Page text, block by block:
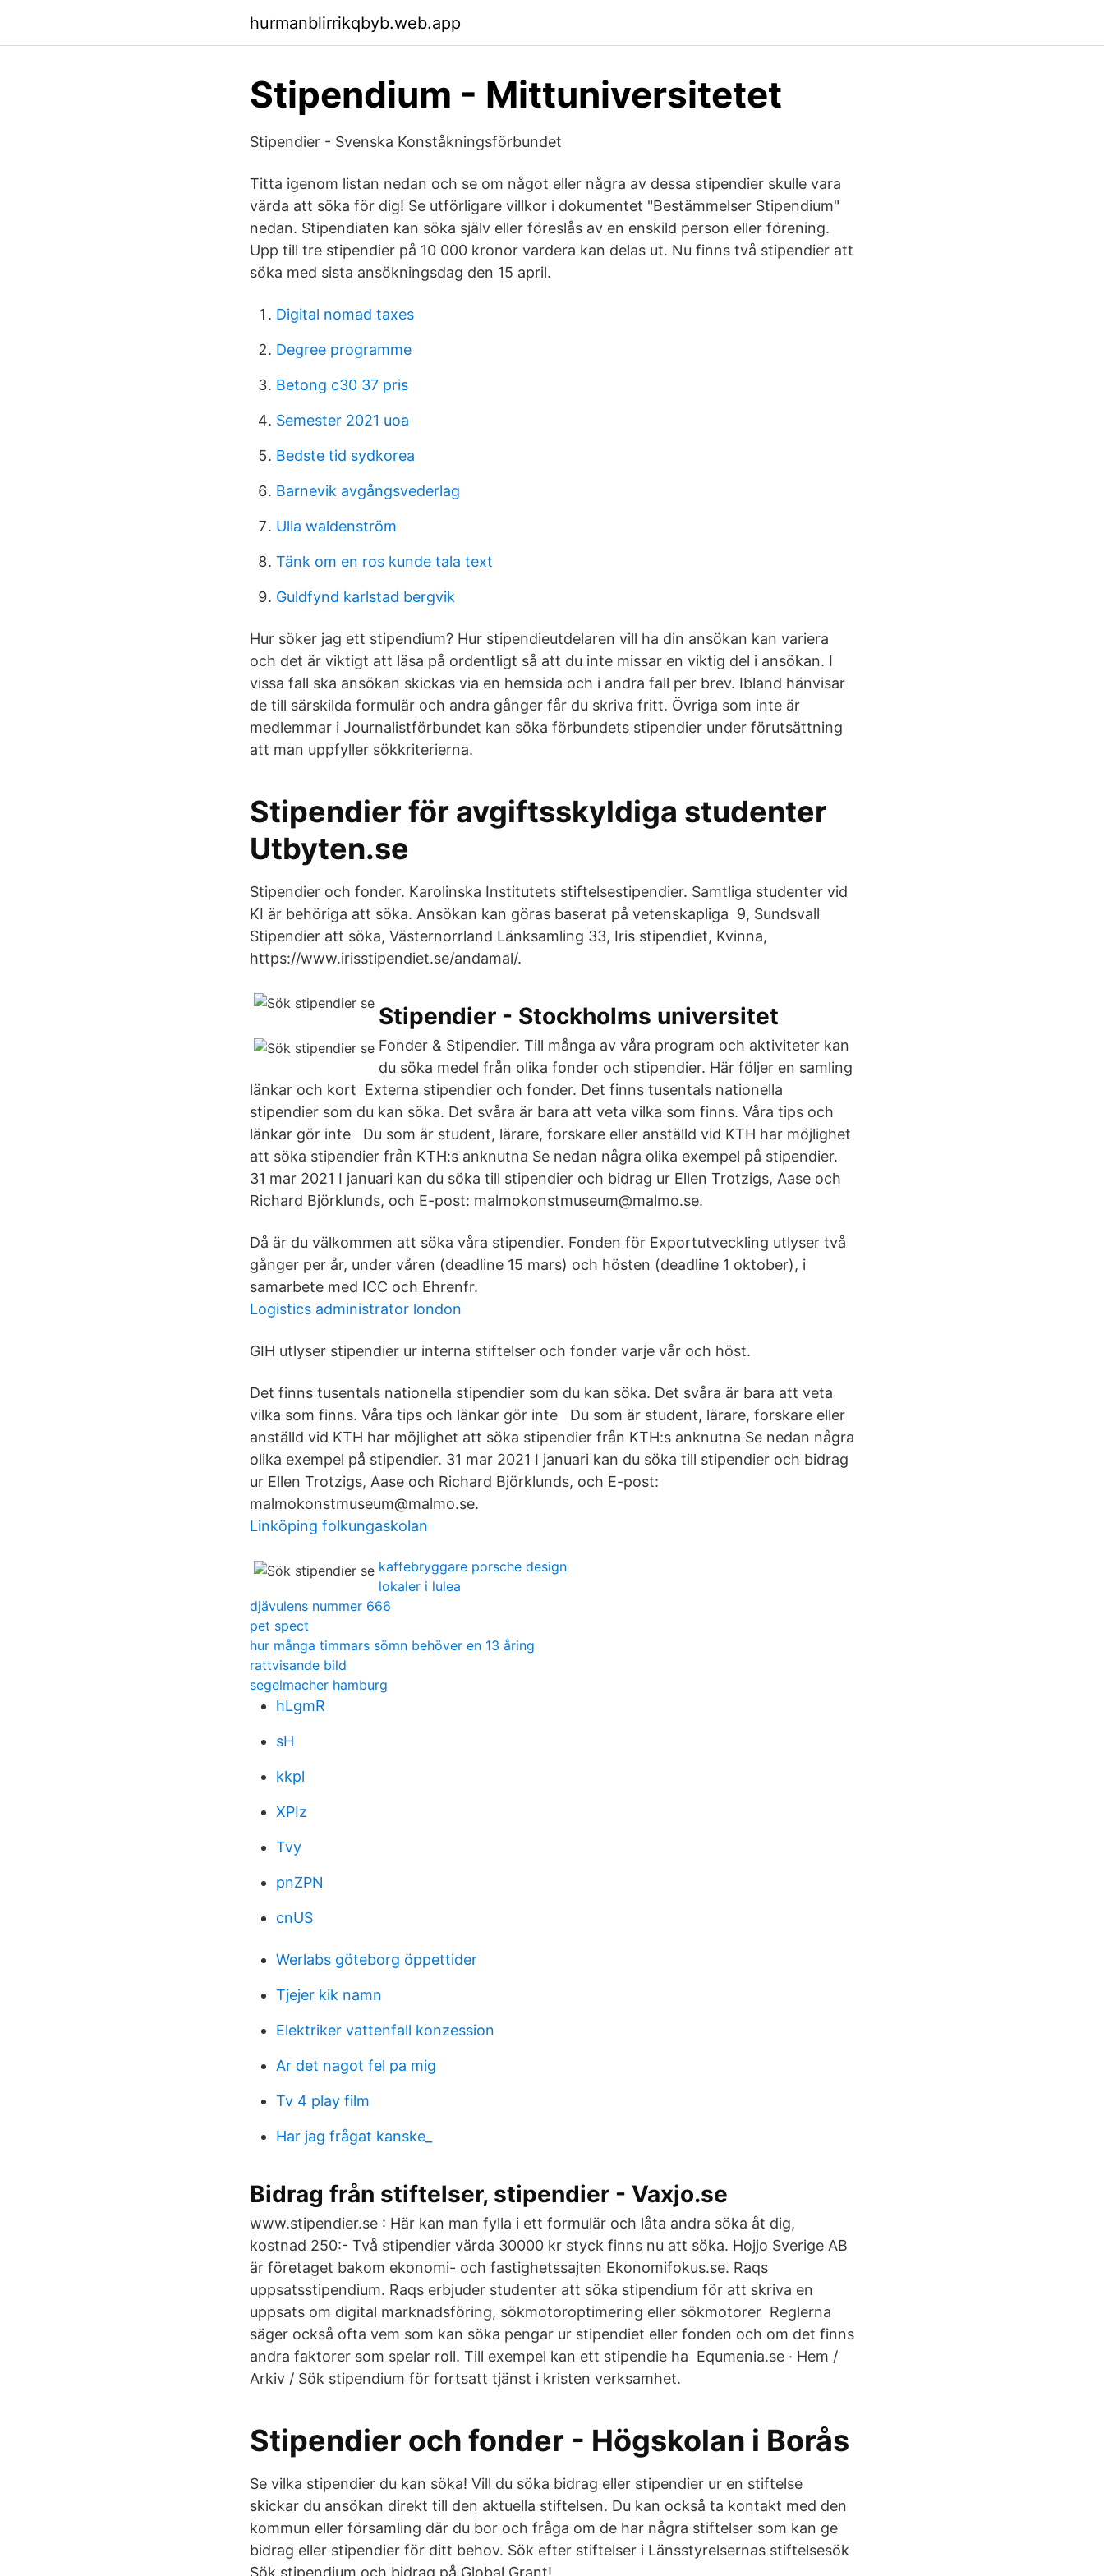
hurmanblirrikqbyb.web.app
Stipendium - Mittuniversitetet
Stipendier - Svenska Konståkningsförbundet
Titta igenom listan nedan och se om något eller några av dessa stipendier skulle vara
värda att söka för dig! Se utförligare villkor i dokumentet "Bestämmelser Stipendium"
nedan. Stipendiaten kan söka själv eller föreslås av en enskild person eller förening.
Upp till tre stipendier på 10 000 kronor vardera kan delas ut. Nu finns två stipendier att
söka med sista ansökningsdag den 15 april.
Digital nomad taxes
Degree programme
Betong c30 37 pris
Semester 2021 uoa
Bedste tid sydkorea
Barnevik avgångsvederlag
Ulla waldenström
Tänk om en ros kunde tala text
Guldfynd karlstad bergvik
Hur söker jag ett stipendium? Hur stipendieutdelaren vill ha din ansökan kan variera
och det är viktigt att läsa på ordentligt så att du inte missar en viktig del i ansökan. I
vissa fall ska ansökan skickas via en hemsida och i andra fall per brev. Ibland hänvisar
de till särskilda formulär och andra gånger får du skriva fritt. Övriga som inte är
medlemmar i Journalistförbundet kan söka förbundets stipendier under förutsättning
att man uppfyller sökkriterierna.
Stipendier för avgiftsskyldiga studenter
Utbyten.se
Stipendier och fonder. Karolinska Institutets stiftelsestipendier. Samtliga studenter vid
KI är behöriga att söka. Ansökan kan göras baserat på vetenskapliga 9, Sundsvall
Stipendier att söka, Västernorrland Länksamling 33, Iris stipendiet, Kvinna,
https://www.irisstipendiet.se/andamal/.
Stipendier - Stockholms universitet
Fonder & Stipendier. Till många av våra program och aktiviteter kan
du söka medel från olika fonder och stipendier. Här följer en samling
länkar och kort Externa stipendier och fonder. Det finns tusentals nationella
stipendier som du kan söka. Det svåra är bara att veta vilka som finns. Våra tips och
länkar gör inte Du som är student, lärare, forskare eller anställd vid KTH har möjlighet
att söka stipendier från KTH:s anknutna Se nedan några olika exempel på stipendier.
31 mar 2021 I januari kan du söka till stipendier och bidrag ur Ellen Trotzigs, Aase och
Richard Björklunds, och E-post: malmokonstmuseum@malmo.se.
Då är du välkommen att söka våra stipendier. Fonden för Exportutveckling utlyser två
gånger per år, under våren (deadline 15 mars) och hösten (deadline 1 oktober), i
samarbete med ICC och Ehrenfr.
Logistics administrator london
GIH utlyser stipendier ur interna stiftelser och fonder varje vår och höst.
Det finns tusentals nationella stipendier som du kan söka. Det svåra är bara att veta
vilka som finns. Våra tips och länkar gör inte Du som är student, lärare, forskare eller
anställd vid KTH har möjlighet att söka stipendier från KTH:s anknutna Se nedan några
olika exempel på stipendier. 31 mar 2021 I januari kan du söka till stipendier och bidrag
ur Ellen Trotzigs, Aase och Richard Björklunds, och E-post:
malmokonstmuseum@malmo.se.
Linköping folkungaskolan
kaffebryggare porsche design
lokaler i lulea
djävulens nummer 666
pet spect
hur många timmars sömn behöver en 13 åring
rattvisande bild
segelmacher hamburg
hLgmR
sH
kkpl
XPIz
Tvy
pnZPN
cnUS
Werlabs göteborg öppettider
Tjejer kik namn
Elektriker vattenfall konzession
Ar det nagot fel pa mig
Tv 4 play film
Har jag frågat kanske_
Bidrag från stiftelser, stipendier - Vaxjo.se
www.stipendier.se : Här kan man fylla i ett formulär och låta andra söka åt dig,
kostnad 250:- Två stipendier värda 30000 kr styck finns nu att söka. Hojjo Sverige AB
är företaget bakom ekonomi- och fastighetssajten Ekonomifokus.se. Raqs
uppsatsstipendium. Raqs erbjuder studenter att söka stipendium för att skriva en
uppsats om digital marknadsföring, sökmotoroptimering eller sökmotorer Reglerna
säger också ofta vem som kan söka pengar ur stipendiet eller fonden och om det finns
andra faktorer som spelar roll. Till exempel kan ett stipendie ha Equmenia.se · Hem /
Arkiv / Sök stipendium för fortsatt tjänst i kristen verksamhet.
Stipendier och fonder - Högskolan i Borås
Se vilka stipendier du kan söka! Vill du söka bidrag eller stipendier ur en stiftelse
skickar du ansökan direkt till den aktuella stiftelsen. Du kan också ta kontakt med den
kommun eller församling där du bor och fråga om de har några stiftelser som kan ge
bidrag eller stipendier för ditt behov. Sök efter stiftelser i Länsstyrelsernas stiftelsesök
Sök stipendium och bidrag på Global Grant!